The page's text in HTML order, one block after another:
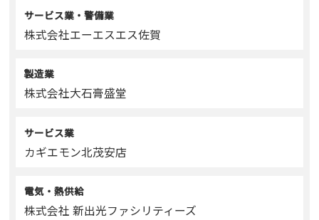
サービス業・警備業
株式会社エーエスエス佐賀
製造業
株式会社大石膏盛堂
サービス業
カギエモン北茂安店
電気・熱供給
株式会社 新出光ファシリティーズ